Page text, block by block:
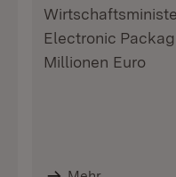
Electronic
Millionen Euro